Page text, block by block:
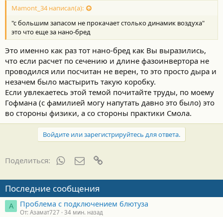
Mamont_34 написал(а):
"с большим запасом не прокачает столько динамик воздуха"
это что еще за нано-бред
Это именно как раз тот нано-бред как Вы выразились,
что если расчет по сечению и длине фазоинвертора не
проводился или посчитан не верен, то это просто дыра и
незачем было мастырить такую коробку.
Если увлекаетесь этой темой почитайте труды, по моему
Гофмана (с фамилией могу напутать давно это было) это
во стороны физики, а со стороны практики Смола.
Войдите или зарегистрируйтесь для ответа.
Поделиться: WhatsAppЭлектронная почта
Последние сообщения
А Проблема с подключением блютуза
От: Азамат727 34 мин. назад